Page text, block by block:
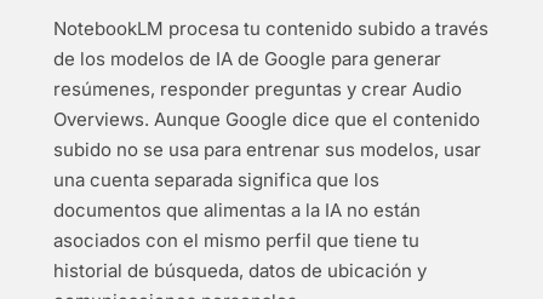
NotebookLM procesa tu contenido subido a través
de los modelos de IA de Google para generar
resúmenes, responder preguntas y crear Audio
Overviews. Aunque Google dice que el contenido
subido no se usa para entrenar sus modelos, usar
una cuenta separada significa que los
documentos que alimentas a la IA no están
asociados con el mismo perfil que tiene tu
historial de búsqueda, datos de ubicación y